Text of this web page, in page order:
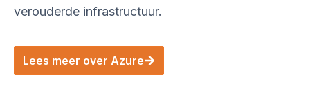
verouderde infrastructuur.
Lees meer over Azure